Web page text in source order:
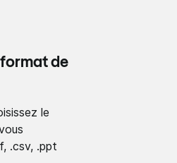
de
le
.csv, .ppt